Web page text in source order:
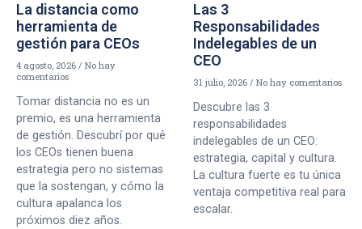
La distancia como
herramienta de
gestión para CEOs
4 agosto, 2026
No hay
comentarios
Tomar distancia no es un
premio, es una herramienta
de gestión. Descubrí por qué
los CEOs tienen buena
estrategia pero no sistemas
que la sostengan, y cómo la
cultura apalanca los
próximos diez años.
Las 3
Responsabilidades
Indelegables de un
CEO
31 julio, 2026 No hay comentarios
Descubre las 3
responsabilidades
indelegables de un CEO:
estrategia, capital y cultura.
La cultura fuerte es tu única
ventaja competitiva real para
escalar.